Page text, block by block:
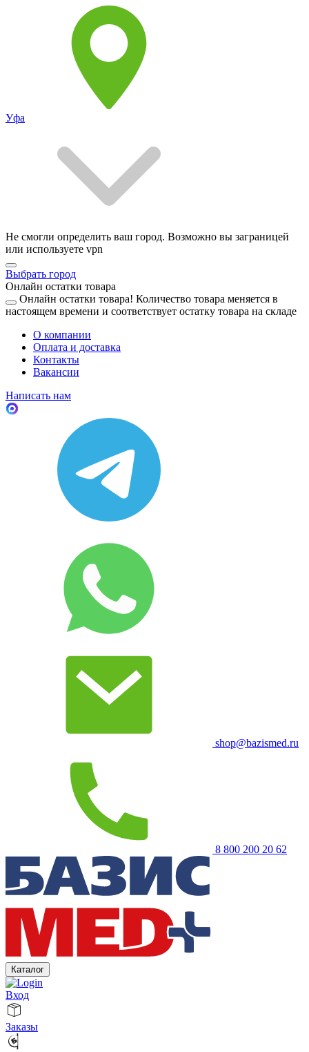
Уфа
Не смогли определить ваш город. Возможно вы заграницей
или используете vpn
Выбрать город
Онлайн остатки товара
Онлайн остатки товара! Количество товара меняется в
настоящем времени и соответствует остатку товара на складе
О компании
Оплата и доставка
Контакты
Вакансии
Написать нам
shop@bazismed.ru
8 800 200 20 62
Каталог
Вход
Заказы